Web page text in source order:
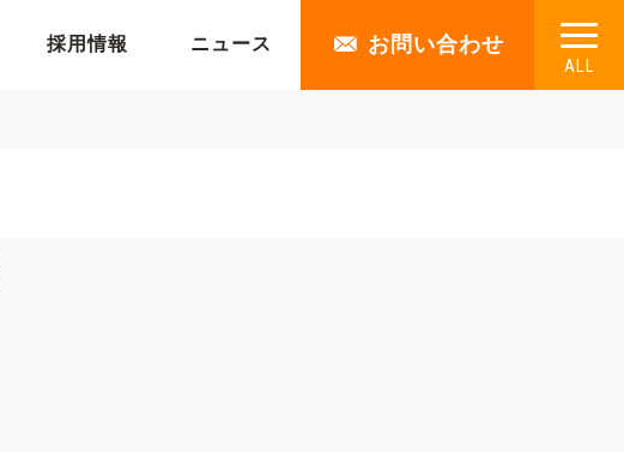
ALL
お問い合わせ
採用情報 ニュース